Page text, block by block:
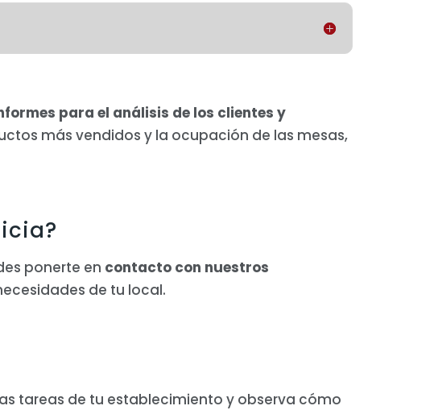
para el análisis de los clientes y
más vendidos y la ocupación de las mesas,
ponerte en contacto con nuestros
de tu local.
tareas de tu establecimiento y observa cómo